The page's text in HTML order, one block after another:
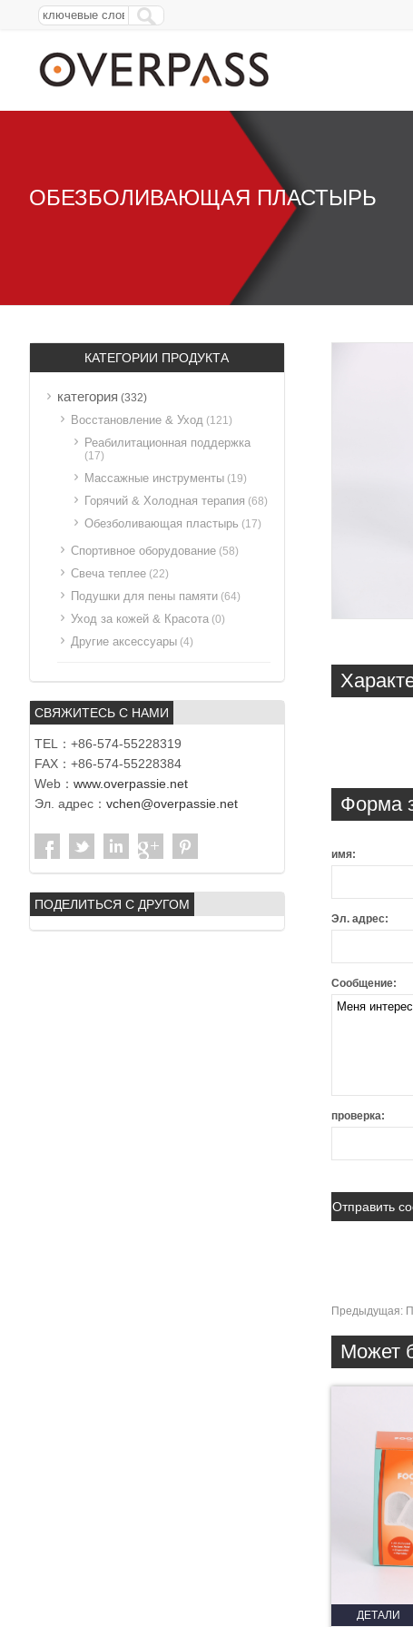
ОБЕЗБОЛИВАЮЩАЯ ПЛАСТЫРЬ
Форма
имя:
Эл. адрес:
Сообщение:
проверка:
Предыдущая:
Может
ДЕТАЛИ
КАТЕГОРИИ ПРОДУКТА
категория (332)
Восстановление & Уход (121)
Реабилитационная поддержка
(17)
Массажные инструменты (19)
Горячий & Холодная терапия (68)
Обезболивающая пластырь (17)
Спортивное оборудование (58)
Свеча теплее (22)
Подушки для пены памяти (64)
Уход за кожей & Красота (0)
Другие аксессуары (4)
СВЯЖИТЕСЬ С НАМИ
TEL：+86-574-55228319
FAX：+86-574-55228384
Web： www.overpassie.net
Эл. адрес： vchen@overpassie.net
ПОДЕЛИТЬСЯ С ДРУГОМ